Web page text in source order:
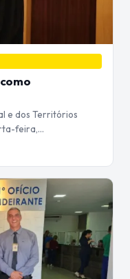
e dos Territórios
feira,…